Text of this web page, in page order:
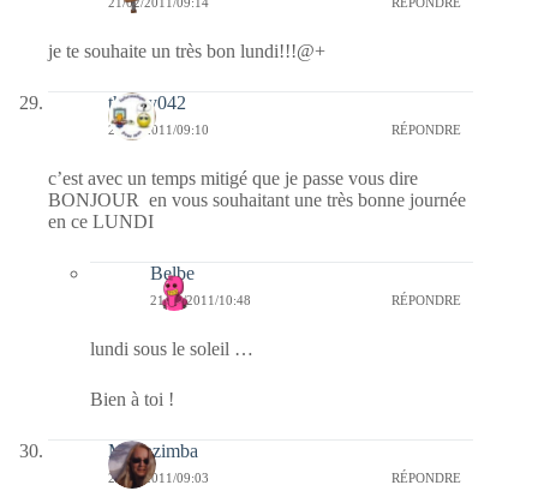
je te souhaite un très bon lundi!!!@+
thierry042
21/02/2011/09:10 RÉPONDRE
c’est avec un temps mitigé que je passe vous dire
BONJOUR en vous souhaitant une très bonne journée
en ce LUNDI
Belbe
21/02/2011/10:48 RÉPONDRE
lundi sous le soleil …
Bien à toi !
Monazimba
21/02/2011/09:03 RÉPONDRE